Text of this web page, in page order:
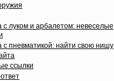
с луком и арбалетом: невеселые
с пневматикой: найти свою нишу
ссылки